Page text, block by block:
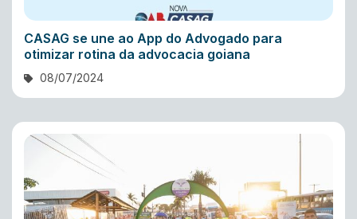
CASAG se une ao App do Advogado para
otimizar rotina da advocacia goiana
08/07/2024